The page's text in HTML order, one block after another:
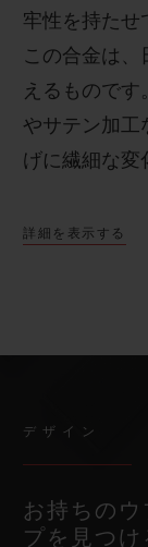
牢性を持たせ
この合金は、
えるものです。
やサテン加工
げに繊細な変
詳細を表示する
デザイン
お持ちの
プを見つけ